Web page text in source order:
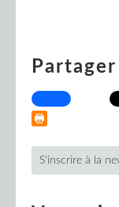
S'inscrire à la